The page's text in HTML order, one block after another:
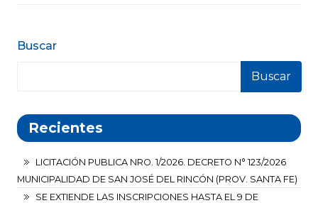
Buscar
Buscar
Recientes
LICITACIÓN PUBLICA NRO. 1/2026. DECRETO N° 123/2026
MUNICIPALIDAD DE SAN JOSÉ DEL RINCÓN (PROV. SANTA FE)
SE EXTIENDE LAS INSCRIPCIONES HASTA EL 9 DE